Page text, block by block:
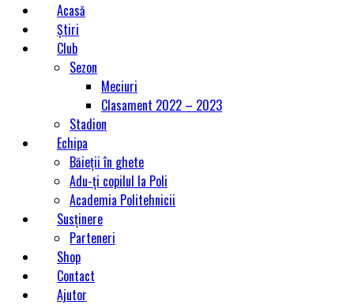
Acasă
Știri
Club
Sezon
Meciuri
Clasament 2022 – 2023
Stadion
Echipa
Băieții în ghete
Adu-ți copilul la Poli
Academia Politehnicii
Susținere
Parteneri
Shop
Contact
Ajutor